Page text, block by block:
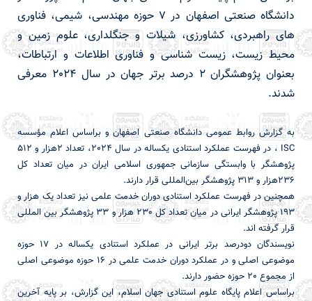
دانشگاه صنعتی اصفهان در 7 حوزه مهندسی، شیمی، فناوری
های راهبردی، کشاورزی، شیلات و جنگلداری، علوم زمین و
محیط زیست، زیست شناسی و فناوری اطلاعات و ارتباطات،
بعنوان پژوهشگران 2 درصد برتر جهان در سال 2024 معرفی
شدند.
به گزارش روابط عمومی دانشگاه صنعتی اصفهان و براساس اعلام مؤسسه
ISC ، در فهرست عملکرد استنادی یکساله در سال 2024، تعداد 2هزار و 512
پژوهشگر با وابستگی سازمانی جمهوری اسلامی ایران در میان تعداد کل
236هزار و 313 پژوهشگر بین‌المللی قرار دارند.
همچنین در فهرست عملکرد استنادی دوران خدمت علمی نیز تعداد یک هزار و
193 پژوهشگر ایرانی در میان تعداد کل 230 هزار و 33 پژوهشگر بین المللی
قرار گرفته اند.
نویسندگان دودرصد برتر ایرانی در عملکرد استنادی یکساله در 17 حوزه
موضوعی اصلی و در عملکرد دوران خدمت علمی در 16 حوزه موضوعی اصلی
از مجموع 20 حوزه حضور دارند.
براساس اعلام پایگاه علوم استنادی جهان اسلام، این گزارش‌، بر پایه آخرین